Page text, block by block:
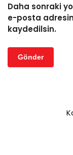
Daha sonraki
e-posta
kaydedilsin.